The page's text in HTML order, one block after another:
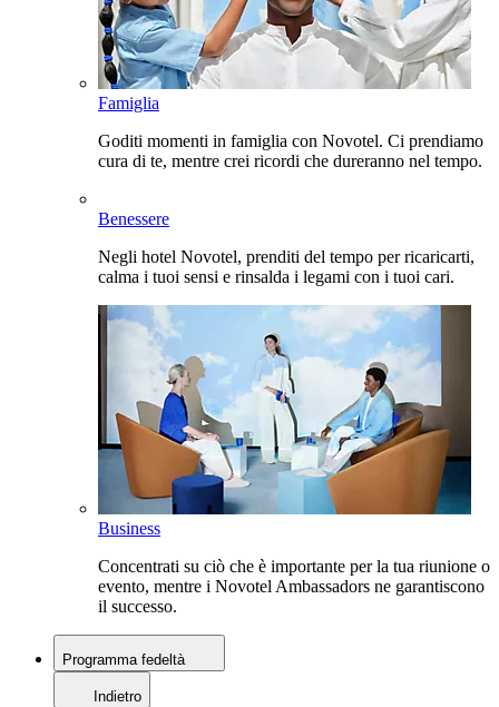
Famiglia
Goditi momenti in famiglia con Novotel. Ci prendiamo
cura di te, mentre crei ricordi che dureranno nel tempo.
Benessere
Negli hotel Novotel, prenditi del tempo per ricaricarti,
calma i tuoi sensi e rinsalda i legami con i tuoi cari.
Business
Concentrati su ciò che è importante per la tua riunione o
evento, mentre i Novotel Ambassadors ne garantiscono
il successo.
Programma fedeltà
Indietro